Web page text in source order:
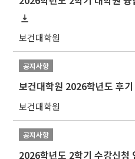
보건대학원
공지사항
보건대학원 2026학년도 후
보건대학원
공지사항
2026학년도 2학기 수강신청